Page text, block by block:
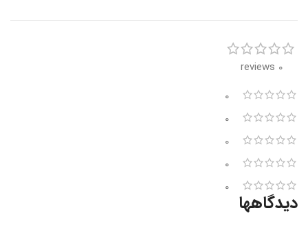
0 reviews
0
0
0
0
0
دیدگاهها